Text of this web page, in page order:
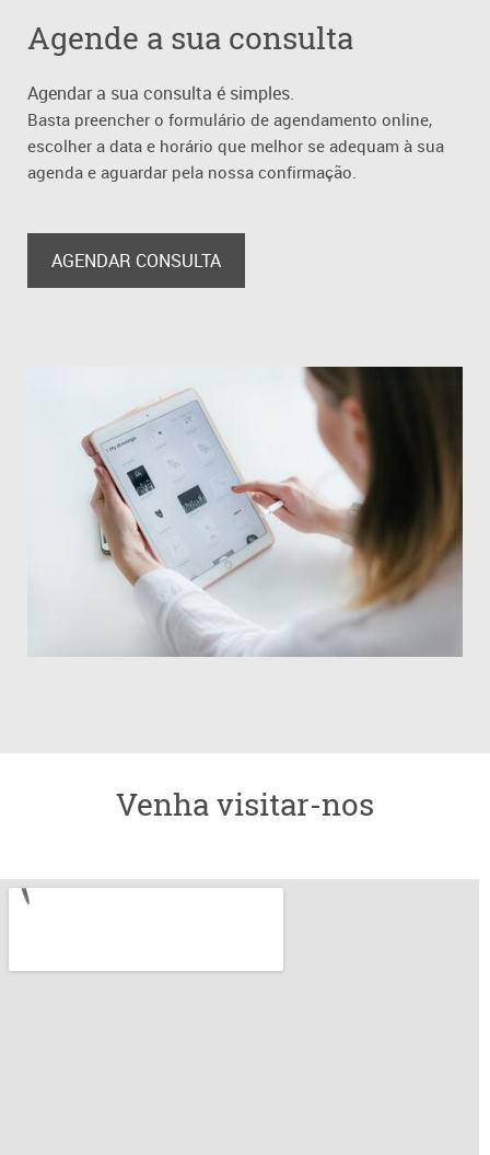
Agende a sua consulta
Agendar a sua consulta é simples.
Basta preencher o formulário de agendamento online,
escolher a data e horário que melhor se adequam à sua
agenda e aguardar pela nossa confirmação.
AGENDAR CONSULTA
Venha visitar-nos